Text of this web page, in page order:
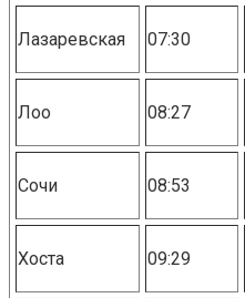
Лазаревская 07:30
Лоо 08:27
Сочи 08:53
Хоста 09:29